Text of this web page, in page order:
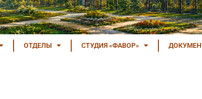
ОТДЕЛЫ СТУДИЯ «ФАВОР»